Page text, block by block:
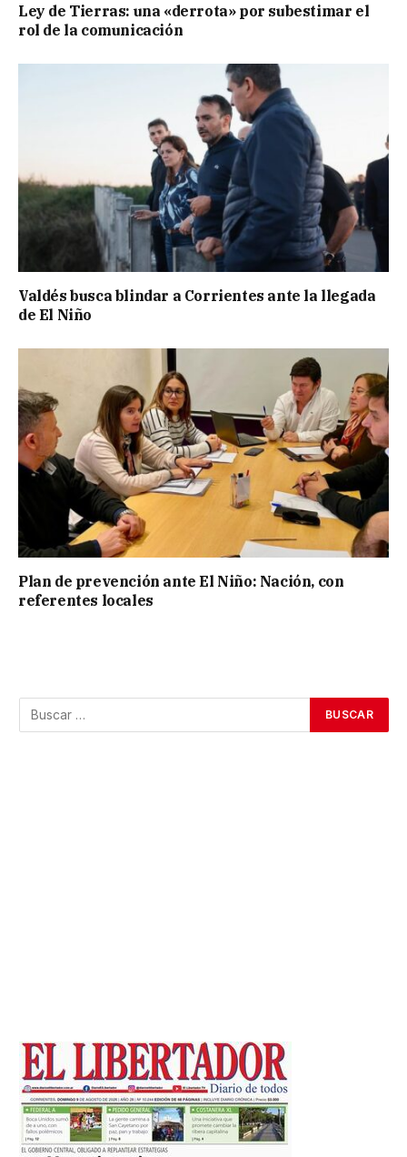
Ley de Tierras: una «derrota» por subestimar el
rol de la comunicación
Valdés busca blindar a Corrientes ante la llegada
de El Niño
Plan de prevención ante El Niño: Nación, con
referentes locales